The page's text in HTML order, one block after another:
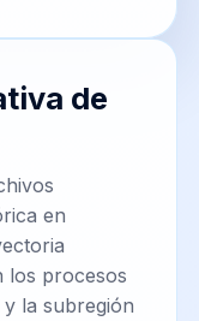
de
en
los procesos
la subregión